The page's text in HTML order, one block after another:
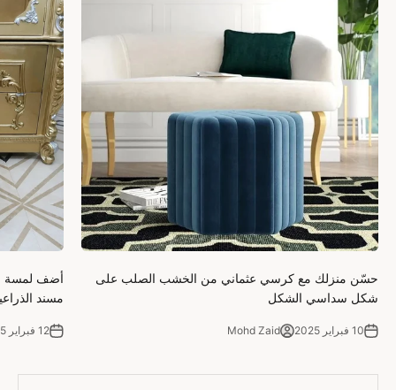
حسّن منزلك مع كرسي عثماني من الخشب الصلب على
شكل سداسي الشكل
10 فبراير 2025 Mohd Zaid
أضف لمسة
مسند
12 فبراير 2025